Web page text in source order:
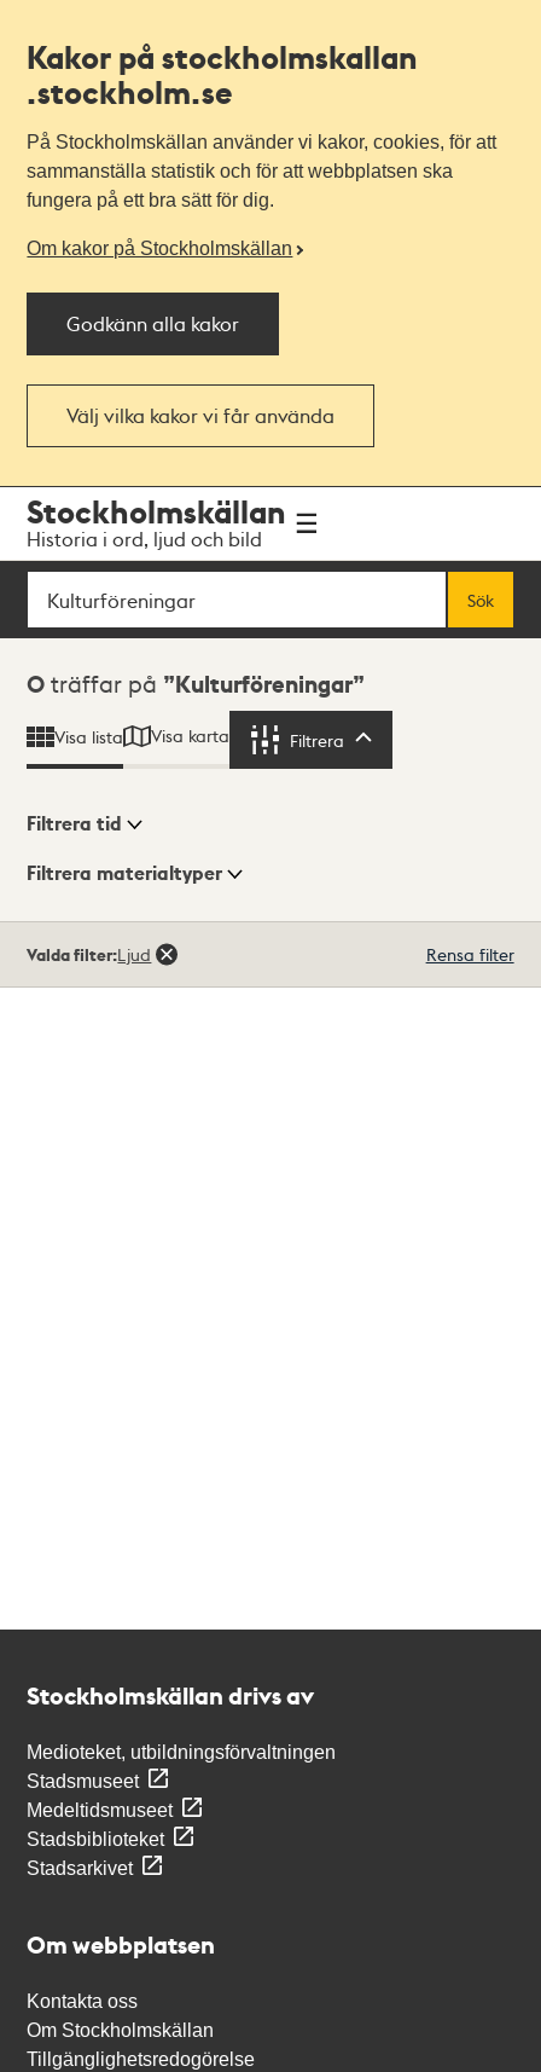
Kakor på stockholmskallan
.stockholm.se
På Stockholmskällan använder vi kakor, cookies, för att
sammanställa statistik och för att webbplatsen ska
fungera på ett bra sätt för dig.
Om kakor på Stockholmskällan
Godkänn alla kakor
Välj vilka kakor vi får använda
navigationen
huvudinnehållet
Stockholmskällan
Historia i ord, ljud och bild
Sök
Sök
Sökresultat
0 träffar på Kulturföreningar
Visa lista Visa karta Filtrera
Visningsläge
Filtrera tid
Filtrera materialtyper
träffar
Valda filter:Ljud Rensa filter
Stockholmskällan drivs av
Medioteket, utbildningsförvaltningen
Stadsmuseet
Medeltidsmuseet
Stadsbiblioteket
Stadsarkivet
Om webbplatsen
Kontakta oss
Om Stockholmskällan
Tillgänglighetsredogörelse